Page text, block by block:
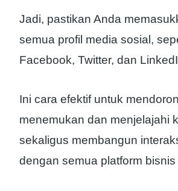
Jadi, pastikan Anda
semua profil media sosial,
Facebook, Twitter, dan
Ini cara efektif untuk
menemukan dan menjelajahi
sekaligus membangun
dengan semua platform bisnis